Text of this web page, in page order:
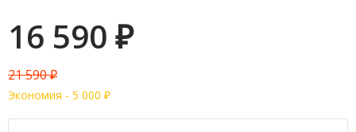
16 590 ₽
21 590₽
Экономия - 5 000 ₽